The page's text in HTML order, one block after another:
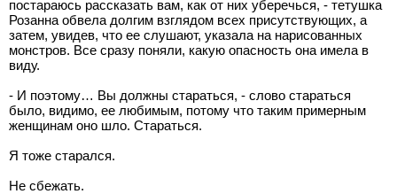
постараюсь рассказать вам, как от них уберечься, - тетушка
Розанна обвела долгим взглядом всех присутствующих, а
затем, увидев, что ее слушают, указала на нарисованных
монстров. Все сразу поняли, какую опасность она имела в
виду.
- И поэтому… Вы должны стараться, - слово стараться
было, видимо, ее любимым, потому что таким примерным
женщинам оно шло. Стараться.
Я тоже старался.
Не сбежать.